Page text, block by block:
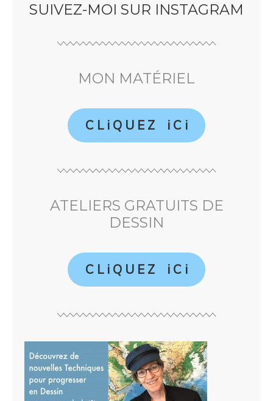
SUIVEZ-MOI SUR INSTAGRAM
MON MATÉRIEL
C L i Q U E Z i C i
ATELIERS GRATUITS DE
DESSIN
C L i Q U E Z i C i